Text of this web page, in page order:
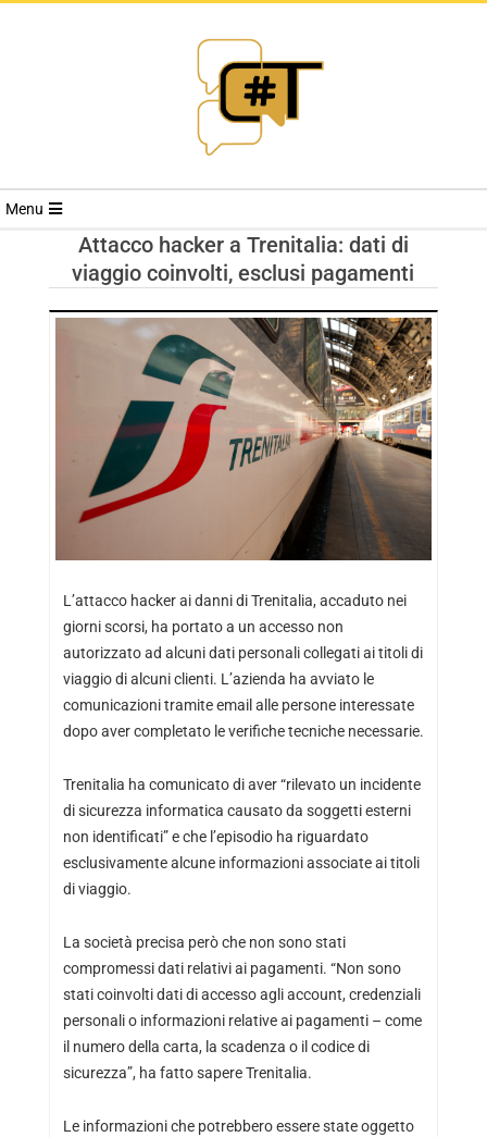
RIVISTA
TRENDS
Menu
Attacco hacker a Trenitalia: dati di
viaggio coinvolti, esclusi pagamenti
L’attacco hacker ai danni di Trenitalia, accaduto nei
giorni scorsi, ha portato a un accesso non
autorizzato ad alcuni dati personali collegati ai titoli di
viaggio di alcuni clienti. L’azienda ha avviato le
comunicazioni tramite email alle persone interessate
dopo aver completato le verifiche tecniche necessarie.
Trenitalia ha comunicato di aver “rilevato un incidente
di sicurezza informatica causato da soggetti esterni
non identificati” e che l’episodio ha riguardato
esclusivamente alcune informazioni associate ai titoli
di viaggio.
La società precisa però che non sono stati
compromessi dati relativi ai pagamenti. “Non sono
stati coinvolti dati di accesso agli account, credenziali
personali o informazioni relative ai pagamenti – come
il numero della carta, la scadenza o il codice di
sicurezza”, ha fatto sapere Trenitalia.
Le informazioni che potrebbero essere state oggetto